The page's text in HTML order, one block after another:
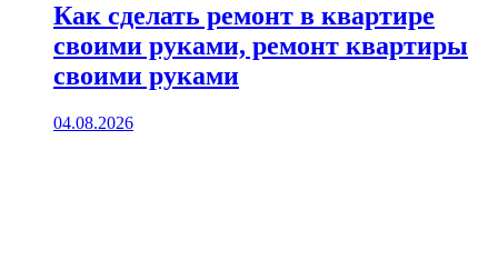
Как сделать ремонт в квартире
своими руками, ремонт квартиры
своими руками
04.08.2026